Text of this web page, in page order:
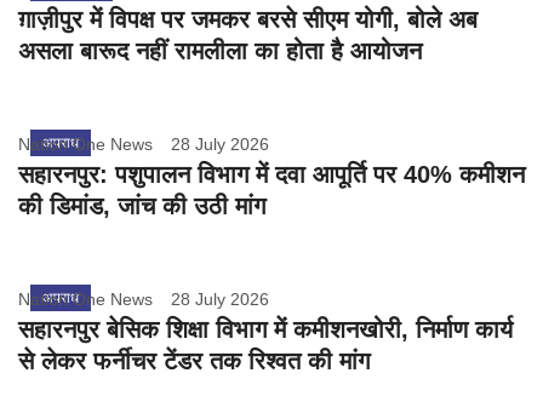
ग़ाज़ीपुर में विपक्ष पर जमकर बरसे सीएम योगी, बोले अब
असला बारूद नहीं रामलीला का होता है आयोजन
अपराध
Nation One News 28 July 2026
सहारनपुर: पशुपालन विभाग में दवा आपूर्ति पर 40% कमीशन
की डिमांड, जांच की उठी मांग
अपराध
Nation One News 28 July 2026
सहारनपुर बेसिक शिक्षा विभाग में कमीशनखोरी, निर्माण कार्य
से लेकर फर्नीचर टेंडर तक रिश्वत की मांग